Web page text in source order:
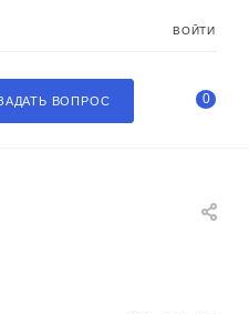
ВОЙТИ
ВОПРОС 0